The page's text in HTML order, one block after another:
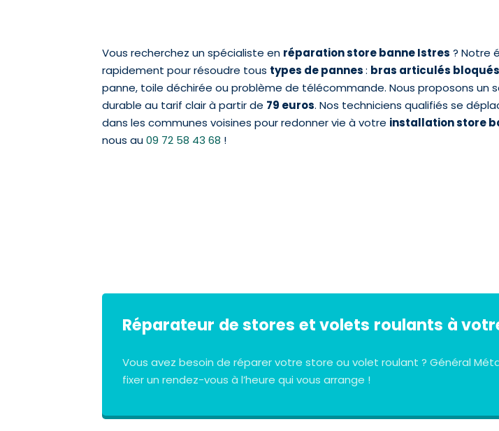
Vous recherchez un spécialiste en réparation store banne Istres ? Notre
rapidement pour résoudre tous types de pannes: bras articulés bloqués
panne, toile déchirée ou problème de télécommande. Nous proposons un
durable au tarif clair à partir de 79 euros. Nos techniciens qualifiés se
dans les communes voisines pour redonner vie à votre installation store
nous au09 72 58 43 68 !
Réparateur de stores et volets roulants à
Vous avez besoin de réparer votre store ou volet roulant ? Général
fixer un rendez-vous à l’heure qui vous arrange !